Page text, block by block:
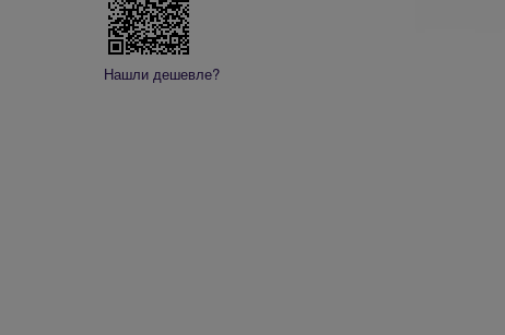
Нашли дешевле?